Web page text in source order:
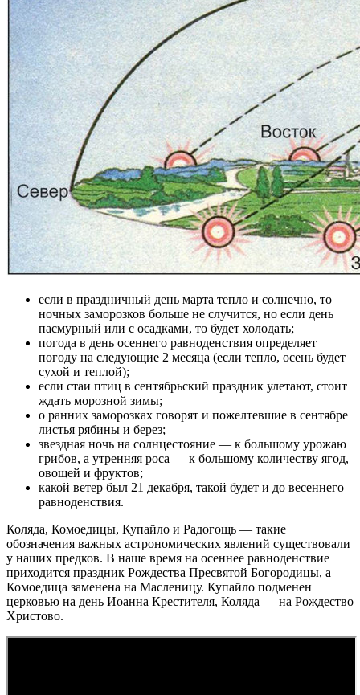
если в праздничный день марта тепло и солнечно, то
ночных заморозков больше не случится, но если день
пасмурный или с осадками, то будет холодать;
погода в день осеннего равноденствия определяет
погоду на следующие 2 месяца (если тепло, осень будет
сухой и теплой);
если стаи птиц в сентябрьский праздник улетают, стоит
ждать морозной зимы;
о ранних заморозках говорят и пожелтевшие в сентябре
листья рябины и берез;
звездная ночь на солнцестояние — к большому урожаю
грибов, а утренняя роса — к большому количеству ягод,
овощей и фруктов;
какой ветер был 21 декабря, такой будет и до весеннего
равноденствия.
Коляда, Комоедицы, Купайло и Радогощь — такие
обозначения важных астрономических явлений существовали
у наших предков. В наше время на осеннее равноденствие
приходится праздник Рождества Пресвятой Богородицы, а
Комоедица заменена на Масленицу. Купайло подменен
церковью на день Иоанна Крестителя, Коляда — на Рождество
Христово.